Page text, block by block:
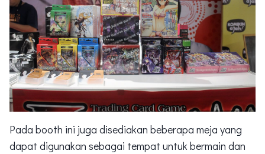
Pada booth ini juga disediakan beberapa meja yang
dapat digunakan sebagai tempat untuk bermain dan